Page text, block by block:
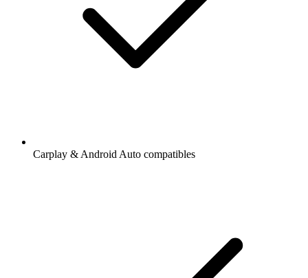
Carplay & Android Auto compatibles